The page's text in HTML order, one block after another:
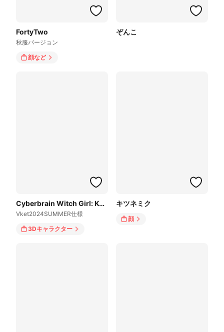
FortyTwo
秋服バージョン
顔など
ぞんこ
Cyberbrain Witch Girl: Kyoko
Vket2024SUMMER仕様
3Dキャラクター
キツネミク
顔